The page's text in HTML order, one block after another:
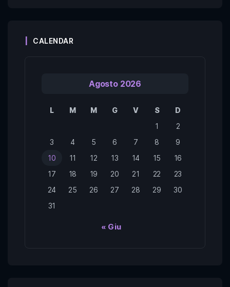
CALENDAR
Agosto 2026
L M M G V S
D
1
2
3
4 5 6 7 8
9
10
11 12 13 14 15
16
17
18 19 20 21 22
23
24
25 26 27 28 29
30
31
« Giu